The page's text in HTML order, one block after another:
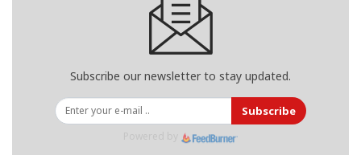
Subscribe our newsletter to stay updated.
Subscribe